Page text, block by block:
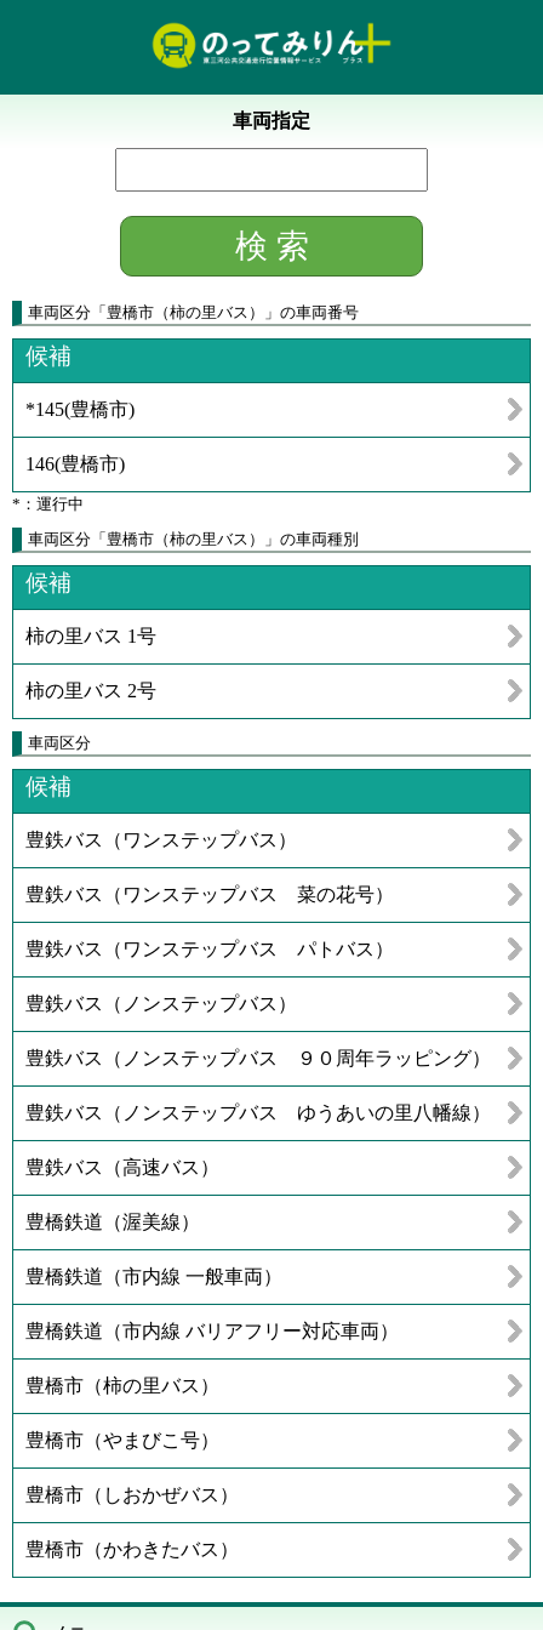
車両指定
車両区分 「 豊橋市（柿の里バス） 」 の車両番号
候補
*145(豊橋市)
146(豊橋市)
*：運行中
車両区分「豊橋市（柿の里バス）」の車両種別
候補
柿の里バス 1号
柿の里バス 2号
車両区分
候補
豊鉄バス（ワンステップバス）
豊鉄バス（ワンステップバス 菜の花号）
豊鉄バス（ワンステップバス パトバス）
豊鉄バス（ノンステップバス）
豊鉄バス（ノンステップバス ９０周年ラッピング）
豊鉄バス（ノンステップバス ゆうあいの里八幡線）
豊鉄バス（高速バス）
豊橋鉄道（渥美線）
豊橋鉄道（市内線 一般車両）
豊橋鉄道（市内線 バリアフリー対応車両）
豊橋市（柿の里バス）
豊橋市（やまびこ号）
豊橋市（しおかぜバス）
豊橋市（かわきたバス）